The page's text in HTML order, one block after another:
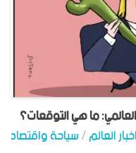
العالمي: ما هي التوقعات؟
اخبار العالم/سياحة واقتصاد